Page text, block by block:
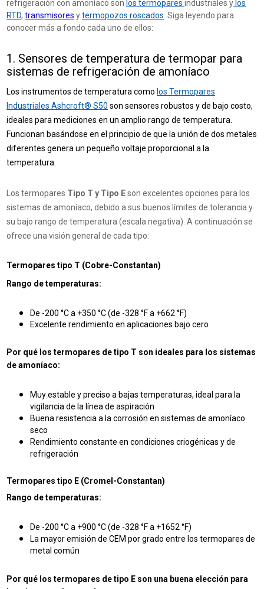
refrigeración con amoníaco son los termoparesindustriales y los
RTD,transmisores ytermopozos roscados . Siga leyendo para
conocer más a fondo cada uno de ellos:
1. Sensores de temperatura de termopar para
sistemas de refrigeración de amoníaco
Los instrumentos de temperatura como los Termopares
Industriales Ashcroft® S50 son sensores robustos y de bajo costo,
ideales para mediciones en un amplio rango de temperatura.
Funcionan basándose en el principio de que la unión de dos metales
diferentes genera un pequeño voltaje proporcional a la
temperatura.
Los termopares Tipo T y Tipo Eson excelentes opciones para los
sistemas de amoníaco, debido a sus buenos límites de tolerancia y
su bajo rango de temperatura (escala negativa). A continuación se
ofrece una visión general de cada tipo:
Termopares tipo T (Cobre-Constantan)
Rango de temperaturas:
De -200 °C a +350 °C (de -328 °F a +662 °F)
Excelente rendimiento en aplicaciones bajo cero
Por qué los termopares de tipo T son ideales para los sistemas
de amoníaco:
Muy estable y preciso a bajas temperaturas, ideal para la
vigilancia de la línea de aspiración
Buena resistencia a la corrosión en sistemas de amoníaco
seco
Rendimiento constante en condiciones criogénicas y de
refrigeración
Termopares tipo E (Cromel-Constantan)
Rango de temperaturas:
De -200 °C a +900 °C (de -328 °F a +1652 °F)
La mayor emisión de CEM por grado entre los termopares de
metal común
Por qué los termopares de tipo E son una buena elección para